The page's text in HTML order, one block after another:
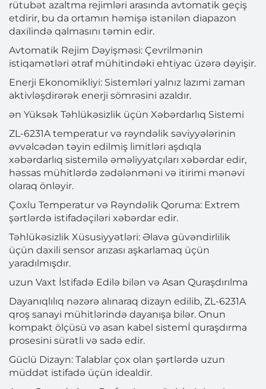
rütubət azaltma rejimləri arasında avtomatik geçiş
etdirir, bu da ortamın həmişə istənilən diapazon
daxilində qalmasını təmin edir.
Avtomatik Rejim Dəyişməsi: Çevrilmənin
istiqamətləri ətraf mühitindəki ehtiyac üzərə dəyişir.
Enerji Ekonomikliyi: Sistemləri yalnız lazımi zaman
aktivləşdirərək enerji sömrəsini azaldır.
ən Yüksək Təhlükəsizlik üçün Xəbərdarlıq Sistemi
ZL-6231A temperatur və rəyndəlik səviyyələrinin
əvvəlcədən təyin edilmiş limitləri aşdıqla
xəbərdarlıq sistemilə əməliyyatçıları xəbərdar edir,
həssas mühitlərdə zədələnməni və itirimi mənəvi
olaraq önləyir.
Çoxlu Temperatur və Rəyndəlik Qoruma: Extrem
şərtlərdə istifadəçiləri xəbərdar edir.
Təhlükəsizlik Xüsusiyyətləri: Əlavə güvəndirlilik
üçün daxili sensor arızası aşkarlamaq üçün
yaradılmışdır.
uzun Vaxt İstifadə Edilə bilən və Asan Quraşdırılma
Dayanıqlılıq nəzərə alınaraq dizayn edilib, ZL-6231A
qroş sanayi mühitlərində dayanışa bilər. Onun
kompakt ölçüsü və asan kabel sistemİ quraşdırma
prosesini sürətli və sadə edir.
Güclü Dizayn: Talablar çox olan şərtlərdə uzun
müddət istifadə üçün idealdir.